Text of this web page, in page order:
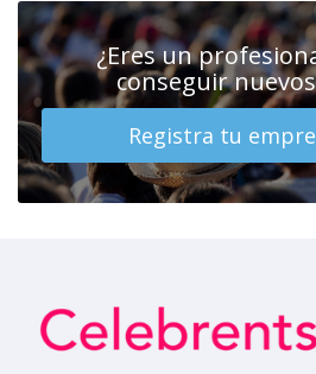
¿Eres un
conseguir
Registra tu